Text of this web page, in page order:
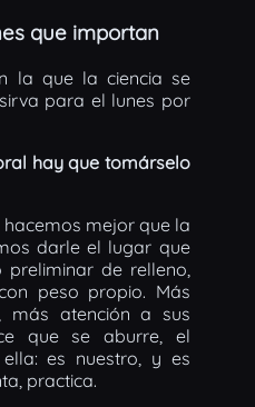
que importan
la que la ciencia se
para el lunes por
hay que tomárselo
mejor que la
darle el lugar que
de relleno,
peso propio. Más
más atención a sus
que se aburre, el
es nuestro, y es
practica.